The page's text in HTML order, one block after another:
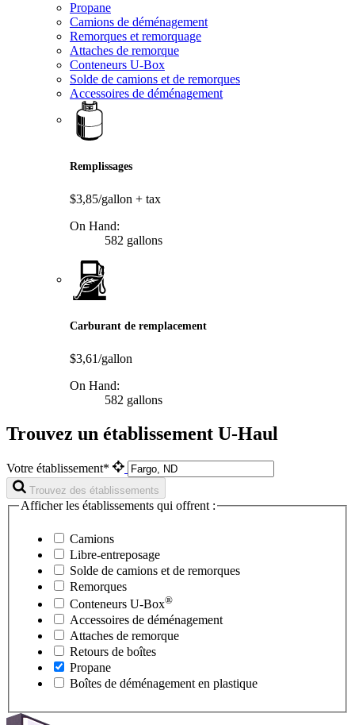
Propane
Camions de déménagement
Remorques et remorquage
Attaches de remorque
Conteneurs U-Box
Solde de camions et de remorques
Accessoires de déménagement
Remplissages
$3,85/gallon + tax
On Hand:
582 gallons
Carburant de remplacement
$3,61/gallon
On Hand:
582 gallons
Trouvez un établissement U-Haul
Votre établissement*
Trouvez des établissements
Afficher les établissements qui offrent :
Camions
Libre-entreposage
Solde de camions et de remorques
Remorques
Conteneurs U-Box®
Accessoires de déménagement
Attaches de remorque
Retours de boîtes
Propane
Boîtes de déménagement en plastique